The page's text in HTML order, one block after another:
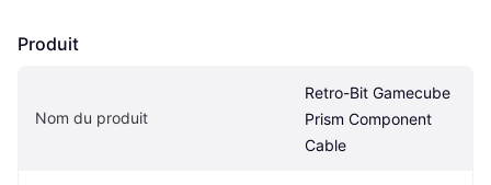
Produit
Nom du produit
Retro-Bit Gamecube
Prism Component
Cable